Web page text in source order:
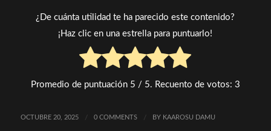
¿De cuánta utilidad te ha parecido este contenido?
¡Haz clic en una estrella para puntuarlo!
Promedio de puntuación 5 / 5. Recuento de votos: 3
OCTUBRE 20, 2025 / 0 COMMENTS / BY KAAROSU DAMU